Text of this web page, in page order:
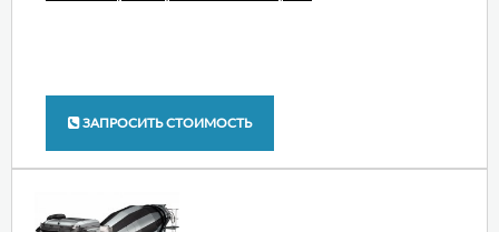
ЗАПРОСИТЬ СТОИМОСТЬ